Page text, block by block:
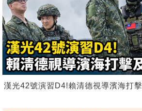
漢光42號演習D4!賴清德視導濱海打擊